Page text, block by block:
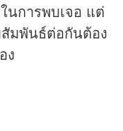
นการพบเจอ แต่
มพันธ์ต่อกันต้อง
ง